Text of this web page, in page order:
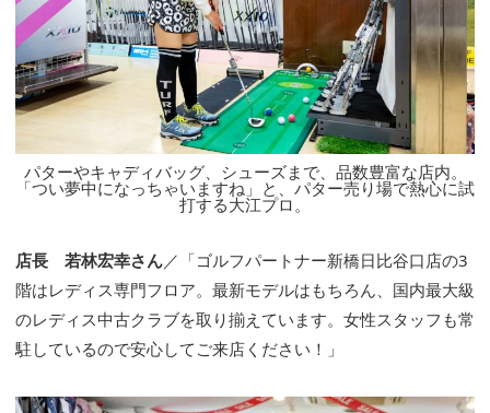
パターやキャディバッグ、シューズまで、品数豊富な店内。
「つい夢中になっちゃいますね」と、パター売り場で熱心に試
打する大江プロ。
店長 若林宏幸さん／「ゴルフパートナー新橋日比谷口店の3
階はレディス専門フロア。最新モデルはもちろん、国内最大級
のレディス中古クラブを取り揃えています。女性スタッフも常
駐しているので安心してご来店ください！」